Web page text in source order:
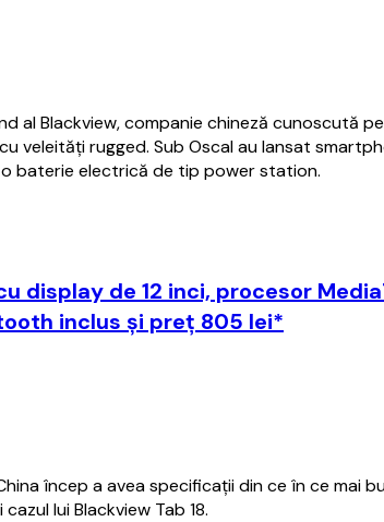
al Blackview, companie chineză cunoscută
veleități rugged. Sub Oscal au lansat
baterie electrică de tip power station.
display de 12 inci, procesor
inclus și preț 805 lei*
încep a avea specificații din ce în ce mai
lui Blackview Tab 18.